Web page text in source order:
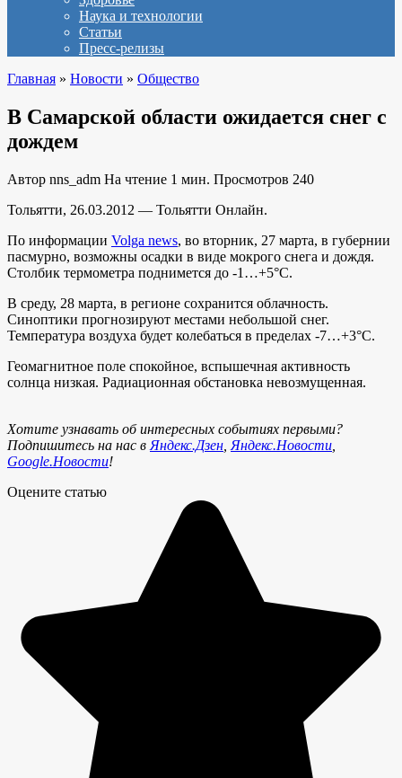
Наука и технологии
Статьи
Пресс-релизы
Главная » Новости » Общество
В Самарской области ожидается снег с
дождем
Автор nns_adm На чтение 1 мин. Просмотров 240
Тольятти, 26.03.2012 — Тольятти Онлайн.
По информации Volga news, во вторник, 27 марта, в губернии
пасмурно, возможны осадки в виде мокрого снега и дождя.
Столбик термометра поднимется до -1…+5°C.
В среду, 28 марта, в регионе сохранится облачность.
Синоптики прогнозируют местами небольшой снег.
Температура воздуха будет колебаться в пределах -7…+3°C.
Геомагнитное поле спокойное, вспышечная активность
солнца низкая. Радиационная обстановка невозмущенная.
Хотите узнавать об интересных событиях первыми?
Подпишитесь на нас в Яндекс.Дзен Яндекс.Новости
Google.Новости!
Оцените статью